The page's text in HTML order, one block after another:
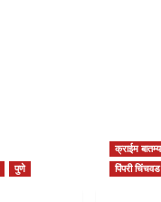
पुणे
क्राईम
पिंपरी चिंचवड